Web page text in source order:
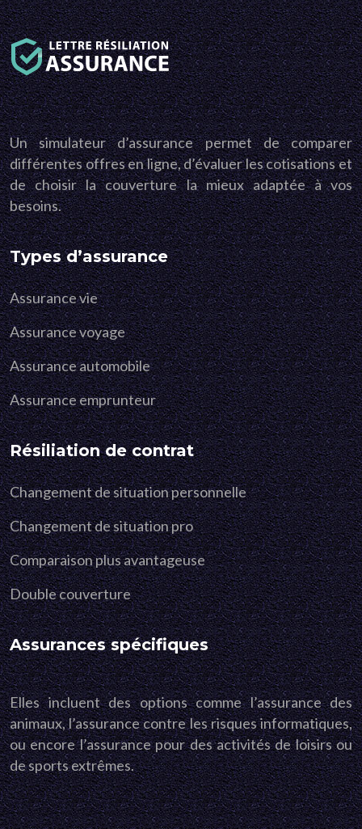
Un simulateur d’assurance permet de comparer
différentes offres en ligne, d’évaluer les cotisations et
de choisir la couverture la mieux adaptée à vos
besoins.
Types d’assurance
Assurance vie
Assurance voyage
Assurance automobile
Assurance emprunteur
Résiliation de contrat
Changement de situation personnelle
Changement de situation pro
Comparaison plus avantageuse
Double couverture
Assurances spécifiques
Elles incluent des options comme l’assurance des
animaux, l’assurance contre les risques informatiques,
ou encore l’assurance pour des activités de loisirs ou
de sports extrêmes.